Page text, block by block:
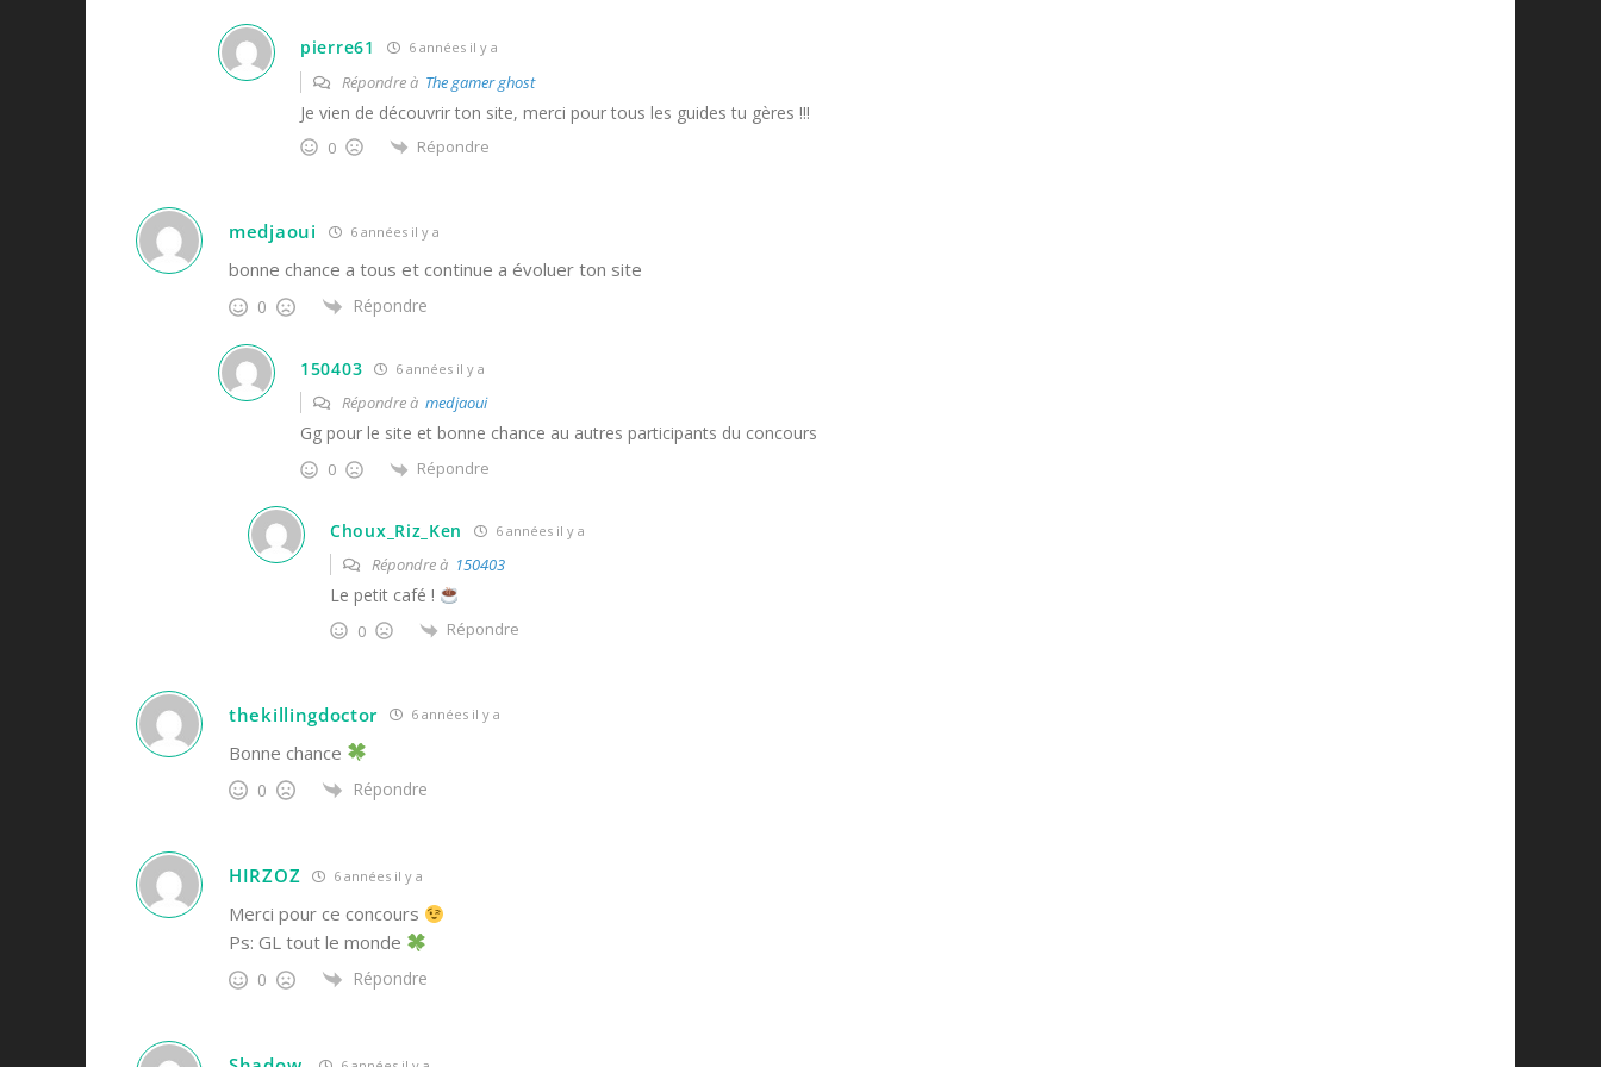
pierre61 6 années il y a
Répondre à The gamer ghost
Je vien de découvrir ton site, merci pour tous les guides tu gères !!!
0 Répondre
medjaoui 6 années il y a
bonne chance a tous et continue a évoluer ton site
0 Répondre
150403 6 années il y a
Répondre à medjaoui
Gg pour le site et bonne chance au autres participants du concours
0 Répondre
Choux_Riz_Ken 6 années il y a
Répondre à 150403
Le petit café !
0 Répondre
thekillingdoctor 6 années il y a
Bonne chance
0 Répondre
HIRZOZ 6 années il y a
Merci pour ce concours
Ps: GL tout le monde
0 Répondre